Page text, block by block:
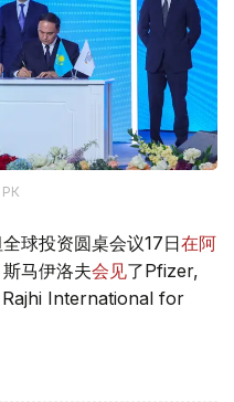
РК
球投资圆桌会议17日在阿
马伊洛夫会见了Pfizer,
International for